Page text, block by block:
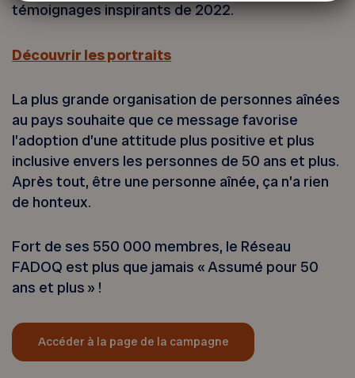
témoignages inspirants de 2022.
Découvrir les portraits
La plus grande organisation de personnes aînées
au pays souhaite que ce message favorise
l’adoption d’une attitude plus positive et plus
inclusive envers les personnes de 50 ans et plus.
Après tout, être une personne aînée, ça n’a rien
de honteux.
Fort de ses 550 000 membres, le Réseau
FADOQ est plus que jamais « Assumé pour 50
ans et plus » !
Accéder à la page de la campagne